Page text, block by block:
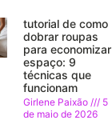
tutorial de como
dobrar roupas
para economizar
espaço: 9
técnicas que
funcionam
Girlene Paixão
5
de maio de 2026